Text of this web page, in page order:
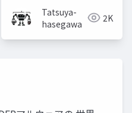
Tatsuya-
hasegawa
2K